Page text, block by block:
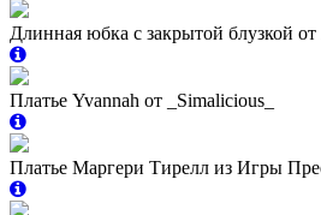
Длинная юбка с закрытой блузкой от
Платье Yvannah от _Simalicious_
Платье Маргери Тирелл из Игры